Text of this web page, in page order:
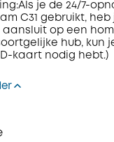
je de 24/7-
C31 gebruikt,
op een
hub, kun
kaart nodig hebt.)